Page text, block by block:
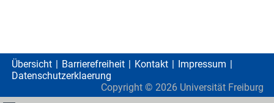
Übersicht Barrierefreiheit Kontakt
Impressum
Datenschutzerklaerung
Copyright © 2026 Universität Freiburg